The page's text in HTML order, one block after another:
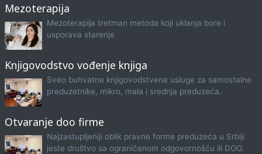
Mezoterapija
Mezoterapija tretman metoda koji uklanja bore i
usporava starenje
Knjigovodstvo vođenje knjiga
Sveo buhvatne knjigovodstvene usluge za samostalne
preduzetnike, mikro, mala i srednja preduzeća.
Otvaranje doo firme
Najzastupljeniji oblik pravne forme preduzeća u Srbiji
jeste društvo sa ograničenom odgovornošću ili DOO.